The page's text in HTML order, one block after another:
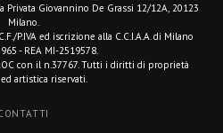
Privata Giovannino De Grassi 12/12A, 20123
Milano.
P.IVA ed iscrizione alla C.C.I.A.A. di Milano
- REA MI-2519578.
con il n.37767. Tutti i diritti di proprietà
artistica riservati.